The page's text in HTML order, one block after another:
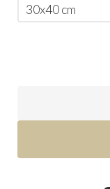
30x40 cm